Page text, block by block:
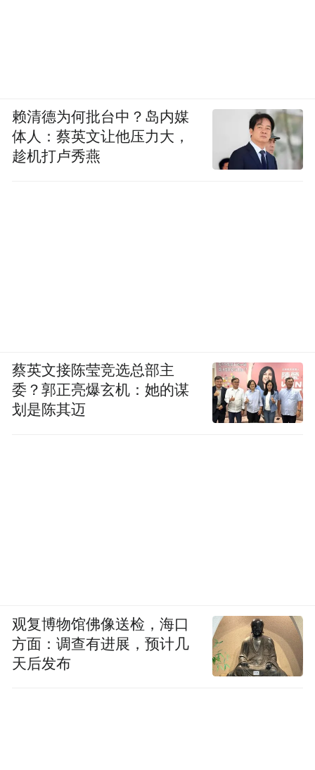
赖清德为何批台中？岛内媒
体人：蔡英文让他压力大，
趁机打卢秀燕
蔡英文接陈莹竞选总部主
委？郭正亮爆玄机：她的谋
划是陈其迈
观复博物馆佛像送检，海口
方面：调查有进展，预计几
天后发布